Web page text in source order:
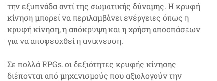
την εξυπνάδα αντί της σωματικής δύναμης. Η κρυφή
κίνηση μπορεί να περιλαμβάνει ενέργειες όπως η
κρυφή κίνηση, η απόκρυψη και η χρήση αποσπάσεων
για να αποφευχθεί η ανίχνευση.
Σε πολλά RPGs, οι δεξιότητες κρυφής κίνησης
διέπονται από μηχανισμούς που αξιολογούν την